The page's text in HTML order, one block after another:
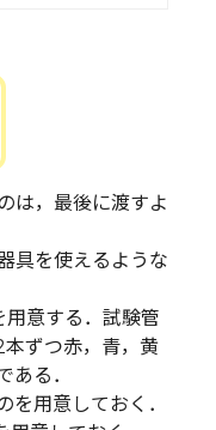
は，最後に渡すよ
具を使えるような
意する．試験管
ずつ赤，青，黄
ある．
を用意しておく．